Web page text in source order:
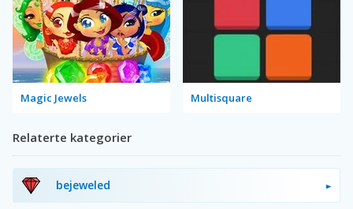
Magic Jewels Multisquare
Relaterte kategorier
bejeweled